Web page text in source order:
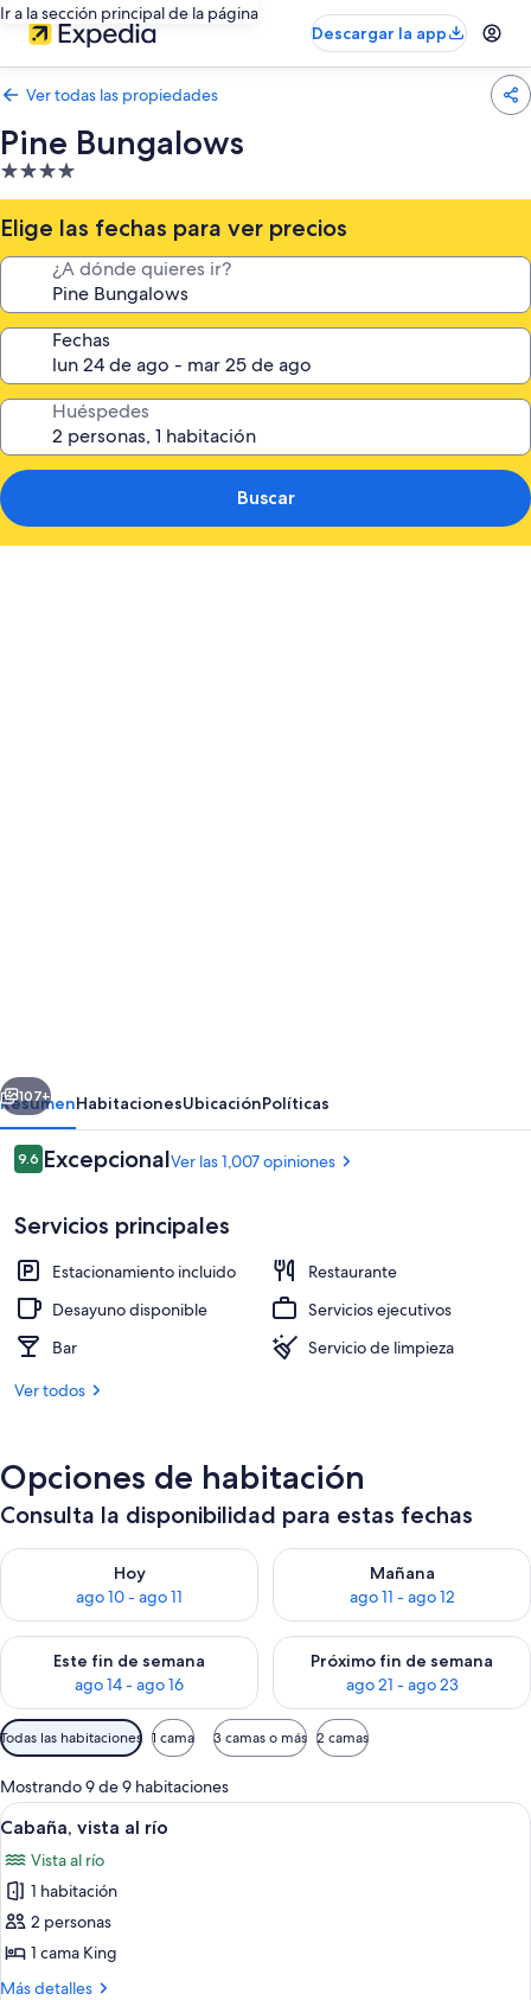
Ir a la sección principal de la página
Descargar la app
Ver todas las propiedades
Pine Bungalows
Propiedad
de
4.0
estrellas
Elige las fechas para ver precios
¿A dónde quieres ir?
Fechas
Huéspedes
Buscar
Chalet | Vista desde la habitación
Siguiente
107+
ResumenHabitacionesUbicaciónPolíticas
Opiniones
9.69.6 de 10,
ExcepcionalVer las 1,007 opiniones
Servicios principales
Estacionamiento incluido
Restaurante
Desayuno disponible
Servicios ejecutivos
Bar
Servicio de limpieza
Ver todos
Opciones de habitación
Consulta la disponibilidad para estas fechas
Hoy
ago 10 - ago 11
Consulta la disponibilidad para hoy ago 10 - ago 11
Mañana
ago 11 - ago 12
Consulta la disponibilidad
Este fin de semana
ago 14 - ago 16
Consulta la disponibilidad para este fin de semana ago 14 -
Próximo fin de semana
ago 21 - ago 23
Consulta la disponibilidad
Filtros
disponibles
para
las
habitaciones
Todas las habitaciones 1 cama 3 camas o más 2 camas
Mostrando 9 de 9 habitaciones
Abrir
todas
las
fotos
de
Cabaña,
vista
Una cabaña de troncos con
12
Cabaña, vista al río
Vista al río
1 habitación
2 personas
1 cama King
Más detalles
Más